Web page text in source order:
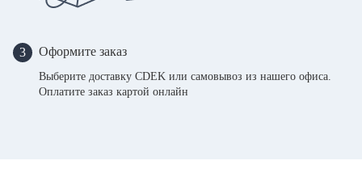
3 Оформите заказ
Выберите доставку CDEK или самовывоз из нашего офиса.
Оплатите заказ картой онлайн